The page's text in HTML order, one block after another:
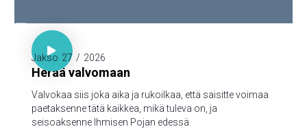
Luuk. 21:36

Jakso 27 / 2026
Herää valvomaan
Valvokaa siis joka aika ja rukoilkaa, että saisitte voimaa
paetaksenne tätä kaikkea, mikä tuleva on, ja
seisoaksenne Ihmisen Pojan edessä.